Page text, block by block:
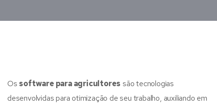
Os software para agricultores são tecnologias
desenvolvidas para otimização de seu trabalho, auxiliando em